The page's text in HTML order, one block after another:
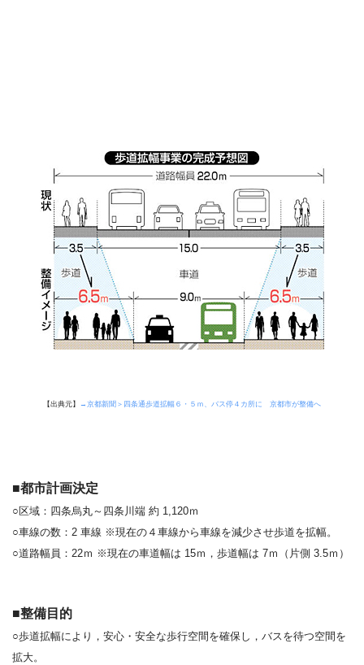
【出典元】 →京都新聞＞四条通歩道拡幅６・５ｍ、バス停４カ所に 京都市が整備へ
■都市計画決定
○区域：四条烏丸～四条川端 約 1,120ｍ
○車線の数：2 車線 ※現在の４車線から車線を減少させ歩道を拡幅。
○道路幅員：22ｍ ※現在の車道幅は 15ｍ，歩道幅は 7ｍ（片側 3.5ｍ）
■整備目的
○歩道拡幅により，安心・安全な歩行空間を確保し，バスを待つ空間を
拡大。